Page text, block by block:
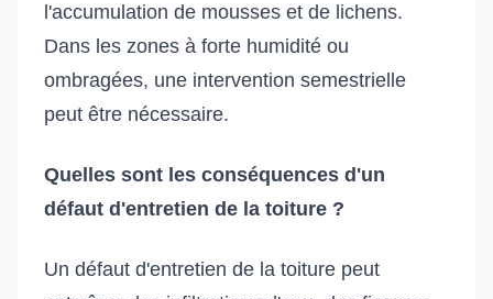
l'accumulation de mousses et de lichens.
Dans les zones à forte humidité ou
ombragées, une intervention semestrielle
peut être nécessaire.
Quelles sont les conséquences d'un
défaut d'entretien de la toiture ?
Un défaut d'entretien de la toiture peut